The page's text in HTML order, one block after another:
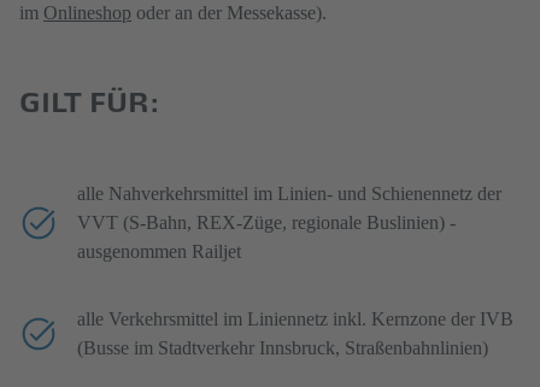
im Onlineshop oder an der Messekasse).
GILT FÜR:
alle Nahverkehrsmittel im Linien- und Schienennetz der
VVT (S-Bahn, REX-Züge, regionale Buslinien) -
ausgenommen Railjet
alle Verkehrsmittel im Liniennetz inkl. Kernzone der IVB
(Busse im Stadtverkehr Innsbruck, Straßenbahnlinien)